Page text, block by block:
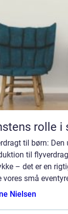
rolle i
til børn:
til
– det er en
vores små
Nielsen